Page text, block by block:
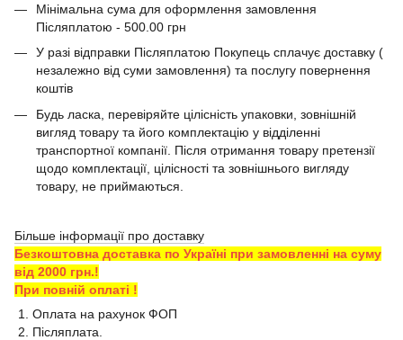
Мінімальна сума для оформлення замовлення
Післяплатою - 500.00 грн
У разі відправки Післяплатою Покупець сплачує доставку (
незалежно від суми замовлення) та послугу повернення
коштів
Будь ласка, перевіряйте цілісність упаковки, зовнішній
вигляд товару та його комплектацію у відділенні
транспортної компанії. Після отримання товару претензії
щодо комплектації, цілісності та зовнішнього вигляду
товару, не приймаються.
Більше інформації про доставку
Безкоштовна доставка по Україні при замовленні на суму
від 2000 грн.!
При повній оплаті !
1. Оплата на рахунок ФОП
2. Післяплата.